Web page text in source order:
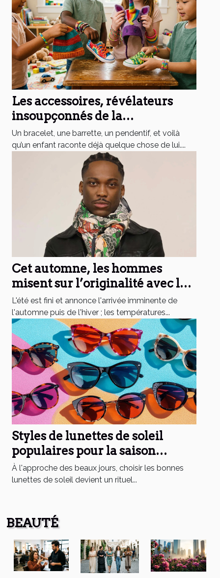
Les accessoires, révélateurs
insoupçonnés de la
personnalité des enfants
Un bracelet, une barrette, un pendentif, et voilà
qu’un enfant raconte déjà quelque chose de lui....
Cet automne, les hommes
misent sur l’originalité avec les
chèches de Monsieur Charli !
L'été est fini et annonce l'arrivée imminente de
l'automne puis de l'hiver ; les températures...
Styles de lunettes de soleil
populaires pour la saison
estivale
À l'approche des beaux jours, choisir les bonnes
lunettes de soleil devient un rituel...
BEAUTÉ